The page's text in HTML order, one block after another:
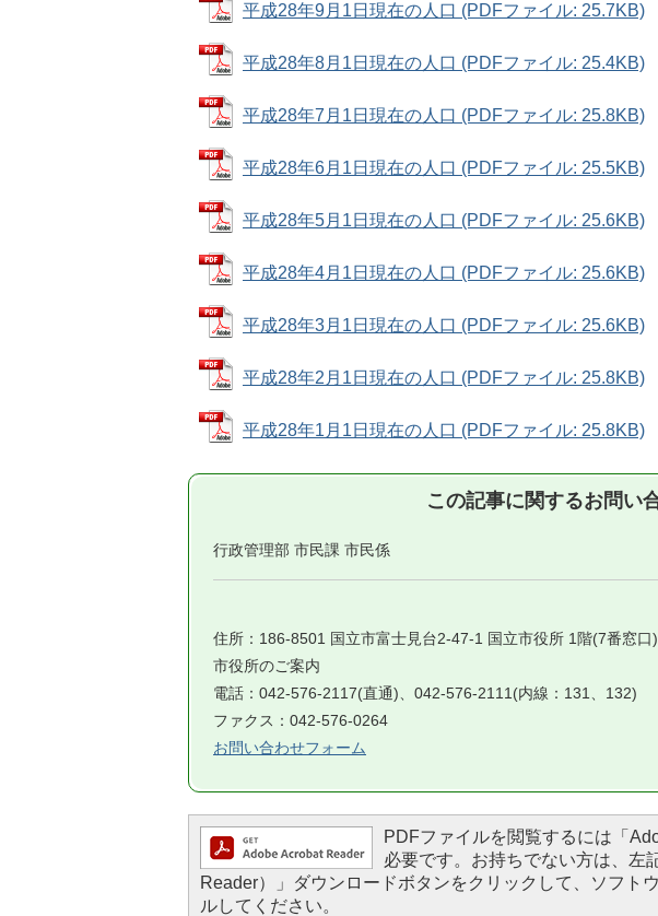
平成28年9月1日現在の人口 (PDFファイル: 25.7KB)
平成28年8月1日現在の人口 (PDFファイル: 25.4KB)
平成28年7月1日現在の人口 (PDFファイル: 25.8KB)
平成28年6月1日現在の人口 (PDFファイル: 25.5KB)
平成28年5月1日現在の人口 (PDFファイル: 25.6KB)
平成28年4月1日現在の人口 (PDFファイル: 25.6KB)
平成28年3月1日現在の人口 (PDFファイル: 25.6KB)
平成28年2月1日現在の人口 (PDFファイル: 25.8KB)
平成28年1月1日現在の人口 (PDFファイル: 25.8KB)
この記事に関するお問い
行政管理部 市民課 市民係
住所：186-8501 国立市富士見台2-47-1 国立市役所 1階(7番窓口)
市役所のご案内
電話：042-576-2117(直通)、042-576-2111(内線：131、132)
ファクス：042-576-0264
お問い合わせフォーム
PDFファイルを閲覧するには「
必要です。お持ちでない方は、左
Reader）」ダウンロードボタンをクリックして、ソフト
ルしてください。